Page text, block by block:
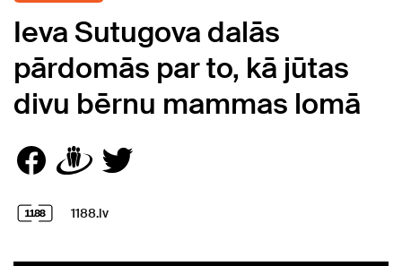
Ieva Sutugova dalās
pārdomās par to, kā jūtas
divu bērnu mammas lomā
1188.lv